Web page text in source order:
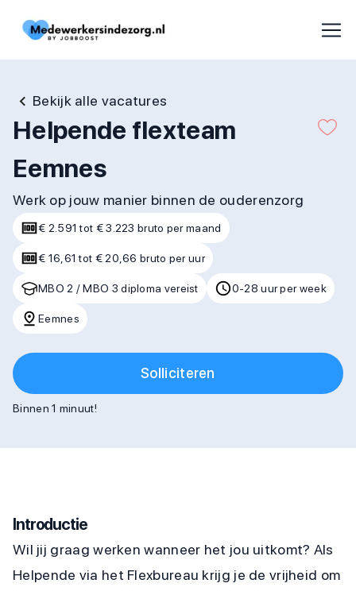
Bekijk alle vacatures
Helpende flexteam
Eemnes
Werk op jouw manier binnen de ouderenzorg
€ 2.591 tot € 3.223 bruto per maand
€ 16,61 tot € 20,66 bruto per uur
MBO 2 / MBO 3 diploma vereist 0-28 uur per week
Eemnes
Solliciteren
Binnen 1 minuut!
Introductie
Wil jij graag werken wanneer het jou uitkomt? Als
Helpende via het Flexbureau krijg je de vrijheid om